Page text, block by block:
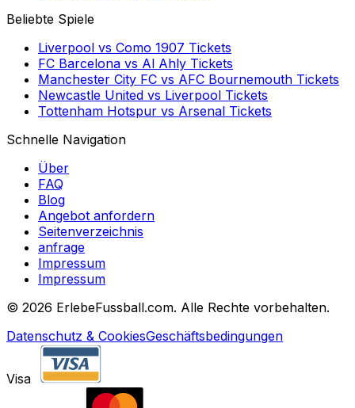
Beliebte Spiele
Liverpool vs Como 1907 Tickets
FC Barcelona vs Al Ahly Tickets
Manchester City FC vs AFC Bournemouth Tickets
Newcastle United vs Liverpool Tickets
Tottenham Hotspur vs Arsenal Tickets
Schnelle Navigation
Über
FAQ
Blog
Angebot anfordern
Seitenverzeichnis
anfrage
Impressum
Impressum
© 2026 ErlebeFussball.com. Alle Rechte vorbehalten.
Datenschutz & CookiesGeschäftsbedingungen
Visa